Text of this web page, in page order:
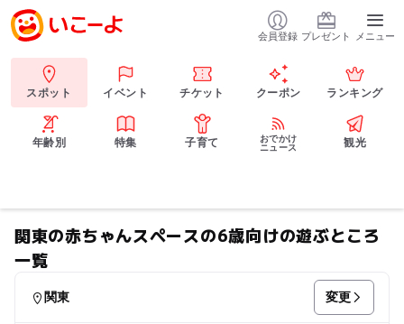
会員登録 プレゼント メニュー
スポット イベント チケット クーポン ランキング
年齢別 特集 子育て
おでかけ
ニュース
観光
関東の赤ちゃんスペースの6歳向けの遊ぶところ
一覧
関東 変更